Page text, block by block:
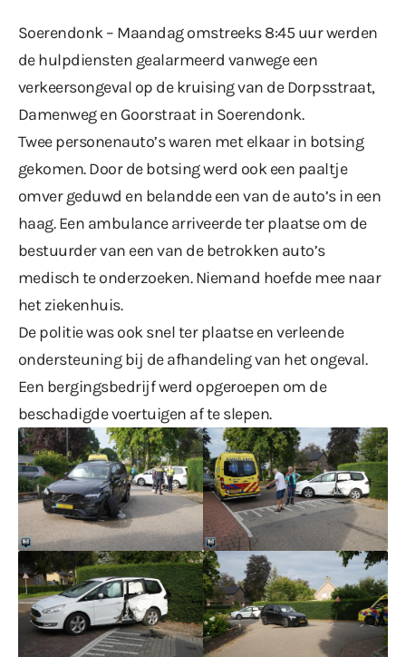
Soerendonk – Maandag omstreeks 8:45 uur werden
de hulpdiensten gealarmeerd vanwege een
verkeersongeval op de kruising van de Dorpsstraat,
Damenweg en Goorstraat in Soerendonk.
Twee personenauto’s waren met elkaar in botsing
gekomen. Door de botsing werd ook een paaltje
omver geduwd en belandde een van de auto’s in een
haag. Een ambulance arriveerde ter plaatse om de
bestuurder van een van de betrokken auto’s
medisch te onderzoeken. Niemand hoefde mee naar
het ziekenhuis.
De politie was ook snel ter plaatse en verleende
ondersteuning bij de afhandeling van het ongeval.
Een bergingsbedrijf werd opgeroepen om de
beschadigde voertuigen af te slepen.